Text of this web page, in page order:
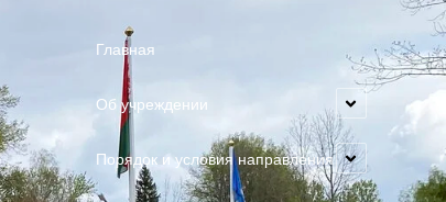
Главная
Об учреждении
Порядок и условия направления